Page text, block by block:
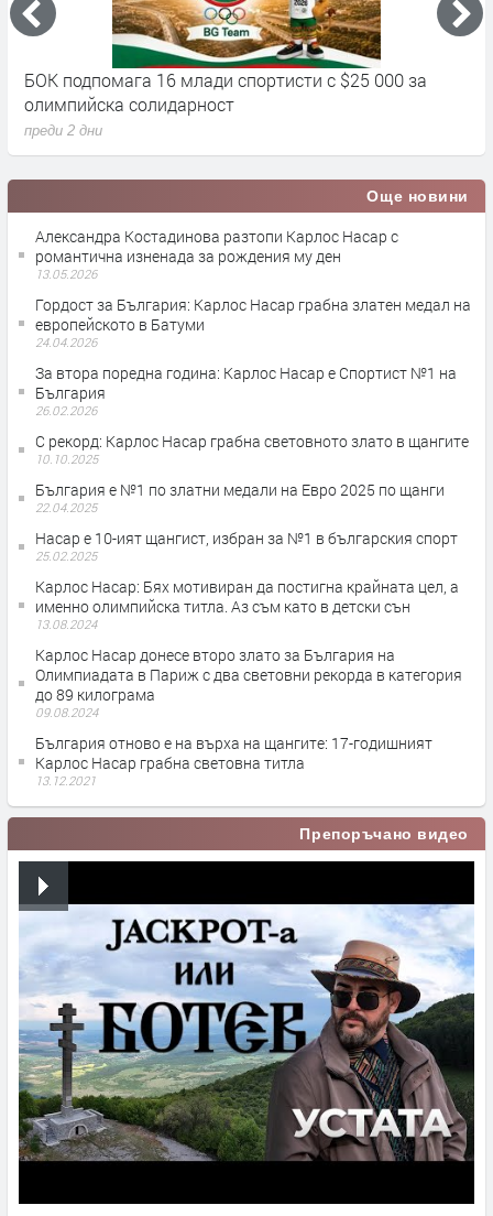
БОК подпомага 16 млади спортисти с $25 000 за
олимпийска солидарност
преди 2 дни
Още новини
Александра Костадинова разтопи Карлос Насар с
романтична изненада за рождения му ден
13.05.2026
Гордост за България: Карлос Насар грабна златен медал на
европейското в Батуми
24.04.2026
За втора поредна година: Карлос Насар е Спортист №1 на
България
26.02.2026
С рекорд: Карлос Насар грабна световното злато в щангите
10.10.2025
България е №1 по златни медали на Евро 2025 по щанги
22.04.2025
Насар е 10-ият щангист, избран за №1 в българския спорт
25.02.2025
Карлос Насар: Бях мотивиран да постигна крайната цел, а
именно олимпийска титла. Аз съм като в детски сън
13.08.2024
Карлос Насар донесе второ злато за България на
Олимпиадата в Париж с два световни рекорда в категория
до 89 килограма
09.08.2024
България отново е на върха на щангите: 17-годишният
Карлос Насар грабна световна титла
13.12.2021
Препоръчано видео